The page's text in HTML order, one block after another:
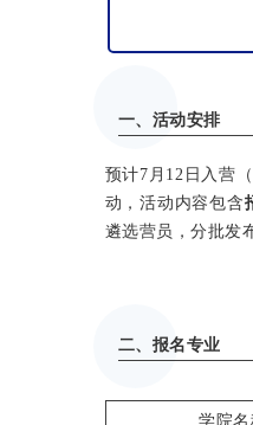
一、活动安排
预计7月12日入营
动，活动内容包含
遴选营员，分批发
二、 报名专业
学院名